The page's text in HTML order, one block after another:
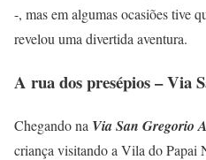
-, mas em algumas ocasiões tive
revelou uma divertida aventura.
A rua dos presépios – Via
Chegando na Via San Gregorio
criança visitando a Vila do Papai